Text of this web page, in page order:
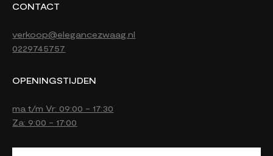
CONTACT
verkoop@elegancezwaag.nl
0229745757
OPENINGSTIJDEN
ma t/m Vr: 09:00 - 17:30
Za: 9:00 - 17:00